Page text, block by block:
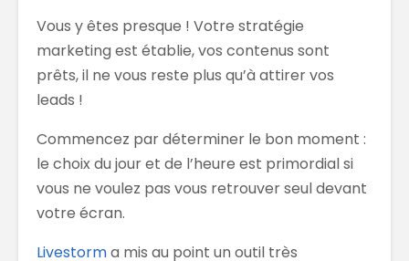
Vous y êtes presque ! Votre stratégie
marketing est établie, vos contenus sont
prêts, il ne vous reste plus qu’à attirer vos
leads !
Commencez par déterminer le bon moment :
le choix du jour et de l’heure est primordial si
vous ne voulez pas vous retrouver seul devant
votre écran.
Livestorma mis au point un outil très